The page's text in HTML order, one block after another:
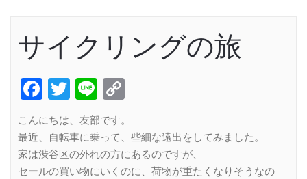
サイクリングの旅
Facebook
Twitter
Line
こんにちは、友部です。
最近、自転車に乗って、些細な遠出をしてみました。
家は渋谷区の外れの方にあるのですが、
セールの買い物にいくのに、荷物が重たくなりそうなの